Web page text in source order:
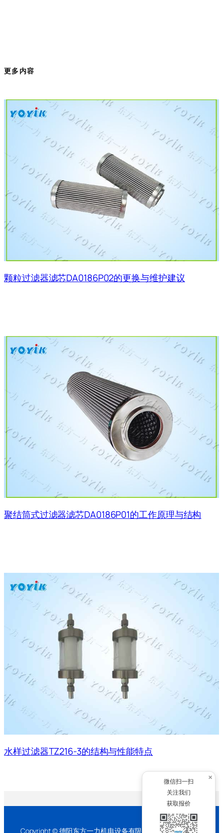
更多内容
颗粒过滤器滤芯DA0186P02的更换与维护建议
聚结筒式过滤器滤芯DA0186P01的工作原理与结构
水样过滤器TZ216-3的结构与性能特点
Copyright © 德阳东方一力机电设备有限公司 2026 版权所有
×
微信扫一扫
关注我们
获取报价